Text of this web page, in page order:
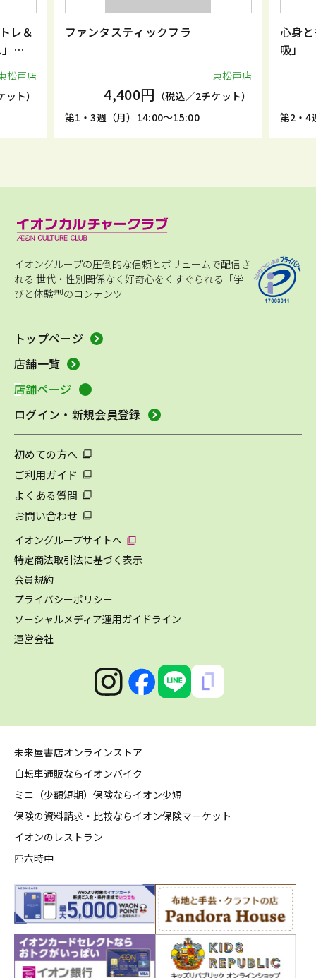
レ＆
松戸店
ト）
ファンタスティックフラ
東松戸店
4,400円 （税込／2チケット）
第1・3週（月）14:00～15:00
心身
吸」
第2・4
イオングループの圧倒的な信頼とボリュームで配信さ
れる 世代・性別関係なく好奇心をくすぐられる「学
びと体験型のコンテンツ」
トップページ
店舗一覧
店舗ページ
ログイン・新規会員登録
初めての方へ
ご利用ガイド
よくある質問
お問い合わせ
イオングループサイトへ
特定商法取引法に基づく表示
会員規約
プライバシーポリシー
ソーシャルメディア運用ガイドライン
運営会社
未来屋書店オンラインストア
自転車通販ならイオンバイク
ミニ（少額短期）保険ならイオン少短
保険の資料請求・比較ならイオン保険マーケット
イオンのレストラン
四六時中